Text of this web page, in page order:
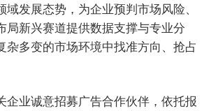
发展态势，为企业预判市场风险、
局新兴赛道提供数据支撑与专业分
杂多变的市场环境中找准方向、抢占
企业诚意招募广告合作伙伴，依托报